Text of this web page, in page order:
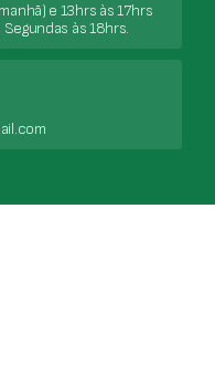
e 13hrs às 17hrs
às 18hrs.